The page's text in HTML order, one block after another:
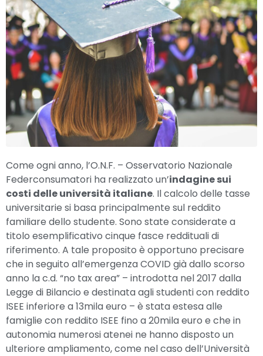
Come ogni anno, l’O.N.F. – Osservatorio Nazionale
Federconsumatori ha realizzato un’indagine sui
costi delle università italiane. Il calcolo delle tasse
universitarie si basa principalmente sul reddito
familiare dello studente. Sono state considerate a
titolo esemplificativo cinque fasce reddituali di
riferimento. A tale proposito è opportuno precisare
che in seguito all’emergenza COVID già dallo scorso
anno la c.d. “no tax area” – introdotta nel 2017 dalla
Legge di Bilancio e destinata agli studenti con reddito
ISEE inferiore a 13mila euro – è stata estesa alle
famiglie con reddito ISEE fino a 20mila euro e che in
autonomia numerosi atenei ne hanno disposto un
ulteriore ampliamento, come nel caso dell’Università